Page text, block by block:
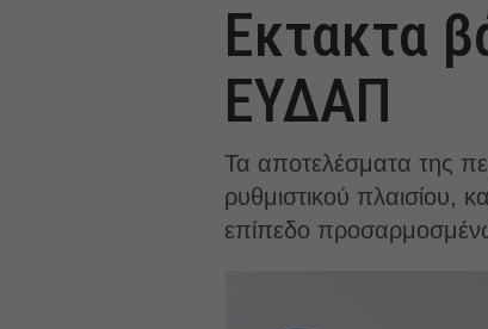
Εκτακτα
ΕΥΔΑΠ
Τα αποτελέσματα της
ρυθμιστικού πλαισίου,
επίπεδο